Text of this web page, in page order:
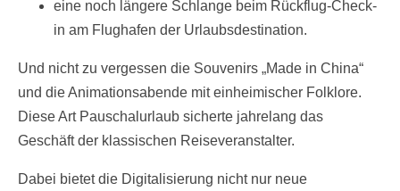
eine noch längere Schlange beim Rückflug-Check-
in am Flughafen der Urlaubsdestination.
Und nicht zu vergessen die Souvenirs „Made in China“
und die Animationsabende mit einheimischer Folklore.
Diese Art Pauschalurlaub sicherte jahrelang das
Geschäft der klassischen Reiseveranstalter.
Dabei bietet die Digitalisierung nicht nur neue